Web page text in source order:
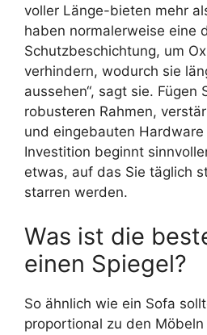
voller Länge-bieten mehr
haben normalerweise eine
Schutzbeschichtung, um
verhindern, wodurch sie
aussehen“, sagt sie. Fügen
robusteren Rahmen,
und eingebauten
Investition beginnt
etwas, auf das Sie täglich
starren werden.
Was ist die
einen Spiegel?
So ähnlich wie ein Sofa
proportional zu den